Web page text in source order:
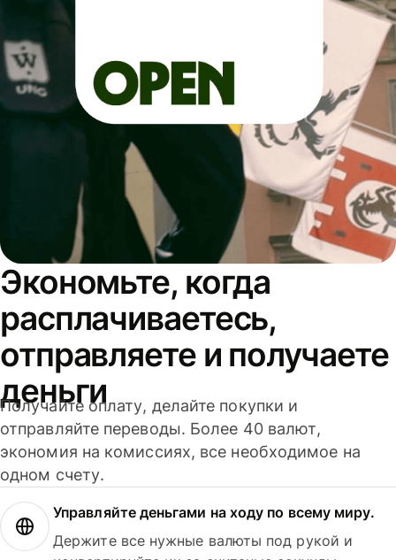
Экономьте, когда
расплачиваетесь,
отправляете и получаете
деньги
Получайте оплату, делайте покупки и
отправляйте переводы. Более 40 валют,
экономия на комиссиях, все необходимое на
одном счету.
Управляйте деньгами на ходу по всему миру.
Держите все нужные валюты под рукой и